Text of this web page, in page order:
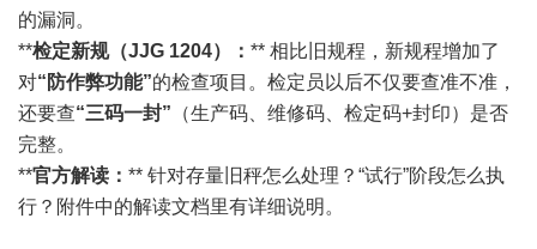
的漏洞。
**检定新规（JJG 1204）： ** 相比旧规程，新规程增加了
对“防作弊功能”的检查项目。检定员以后不仅要查准不准，
还要查“三码一封” （生产码、维修码、检定码+封印）是否
完整。
**官方解读： ** 针对存量旧秤怎么处理？“试行”阶段怎么执
行？附件中的解读文档里有详细说明。